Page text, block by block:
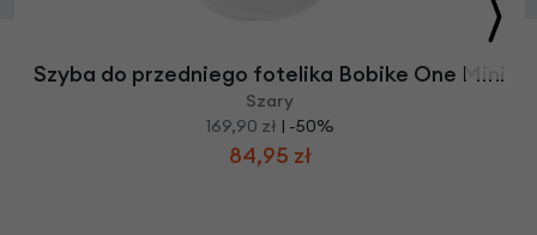
Szyba do przedniego fotelika Bobike One Mini
Szary
169,90 zł | -50%
84,95 zł